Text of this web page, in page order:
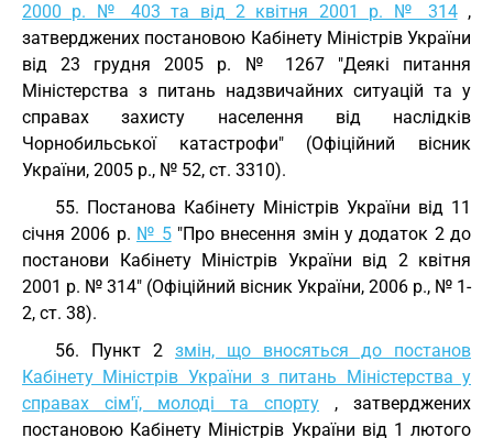
2000 р. № 403 та від 2 квітня 2001 р. № 314,
затверджених постановою Кабінету Міністрів України
від 23 грудня 2005 р. № 1267 "Деякі питання
Міністерства з питань надзвичайних ситуацій та у
справах захисту населення від наслідків
Чорнобильської катастрофи" (Офіційний вісник
України, 2005 р., № 52, ст. 3310).
55. Постанова Кабінету Міністрів України від 11
січня 2006 р. № 5"Про внесення змін у додаток 2 до
постанови Кабінету Міністрів України від 2 квітня
2001 р. № 314" (Офіційний вісник України, 2006 р., № 1-
2, ст. 38).
56. Пункт 2 змін, що вносяться до постанов
Кабінету Міністрів України з питань Міністерства у
справах сім'ї, молоді та спорту , затверджених
постановою Кабінету Міністрів України від 1 лютого